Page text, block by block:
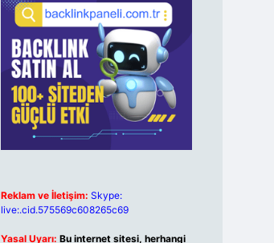
Reklam ve İletişim: Skype:
live:.cid.575569c608265c69
Yasal Uyarı: Bu internet sitesi, herhangi